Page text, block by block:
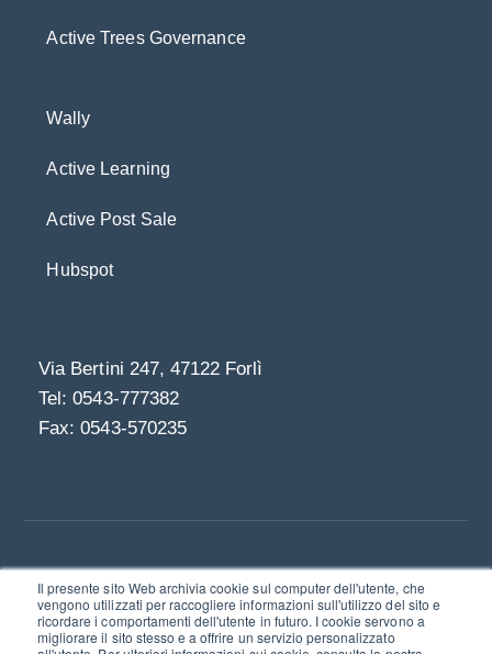
Il presente sito Web archivia cookie sul computer dell'utente, che
vengono utilizzati per raccogliere informazioni sull'utilizzo del sito e
ricordare i comportamenti dell'utente in futuro. I cookie servono a
migliorare il sito stesso e a offrire un servizio personalizzato
Active Trees Governance
Wally
Active Learning
Active Post Sale
Hubspot
Via Bertini 247, 47122 Forlì
Tel: 0543-777382
Fax: 0543-570235
Linkedin
© 2021 | Bookmark S.r.l. - società a socio unico I